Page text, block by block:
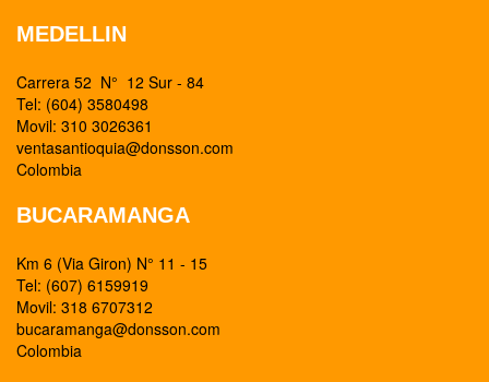
MEDELLIN
Carrera 52 N° 12 Sur - 84
Tel: (604) 3580498
Movil: 310 3026361
ventasantioquia@donsson.com
Colombia
BUCARAMANGA
Km 6 (Via Giron) N° 11 - 15
Tel: (607) 6159919
Movil: 318 6707312
bucaramanga@donsson.com
Colombia